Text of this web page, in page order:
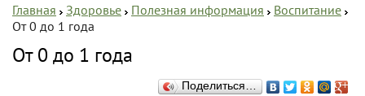
Главная Здоровье Полезная информация
Воспитание
От 0 до 1 года
От 0 до 1 года
Поделиться…